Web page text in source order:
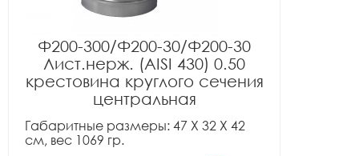
Ф200-300/Ф200-30/Ф200-30
Лист.нерж. (AISI 430) 0.50
крестовина круглого сечения
центральная
Габаритные размеры: 47 X 32 X 42
см, вес 1069 гр.